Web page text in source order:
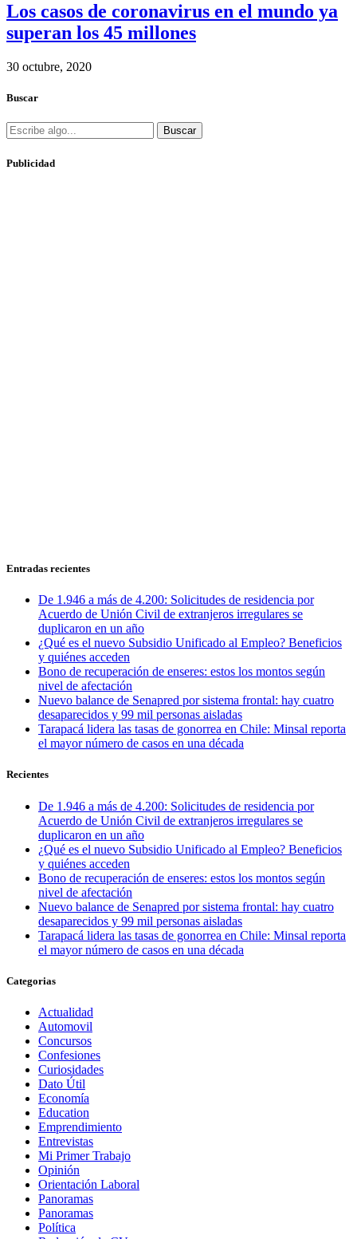
Los casos de coronavirus en el mundo ya
superan los 45 millones
30 octubre, 2020
Buscar
Buscar
Publicidad
Entradas recientes
De 1.946 a más de 4.200: Solicitudes de residencia por
Acuerdo de Unión Civil de extranjeros irregulares se
duplicaron en un año
¿Qué es el nuevo Subsidio Unificado al Empleo? Beneficios
y quiénes acceden
Bono de recuperación de enseres: estos los montos según
nivel de afectación
Nuevo balance de Senapred por sistema frontal: hay cuatro
desaparecidos y 99 mil personas aisladas
Tarapacá lidera las tasas de gonorrea en Chile: Minsal reporta
el mayor número de casos en una década
Recientes
De 1.946 a más de 4.200: Solicitudes de residencia por
Acuerdo de Unión Civil de extranjeros irregulares se
duplicaron en un año
¿Qué es el nuevo Subsidio Unificado al Empleo? Beneficios
y quiénes acceden
Bono de recuperación de enseres: estos los montos según
nivel de afectación
Nuevo balance de Senapred por sistema frontal: hay cuatro
desaparecidos y 99 mil personas aisladas
Tarapacá lidera las tasas de gonorrea en Chile: Minsal reporta
el mayor número de casos en una década
Categorias
Actualidad
Automovil
Concursos
Confesiones
Curiosidades
Dato Útil
Economía
Education
Emprendimiento
Entrevistas
Mi Primer Trabajo
Opinión
Orientación Laboral
Panoramas
Panoramas
Política